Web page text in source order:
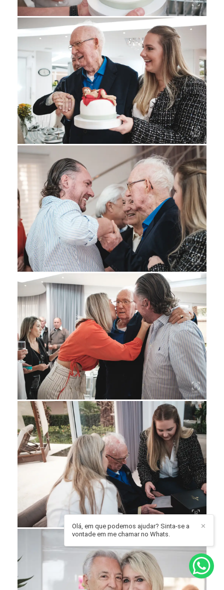
✕
Olá, em que podemos ajudar? Sinta-se a
vontade em me chamar no Whats.